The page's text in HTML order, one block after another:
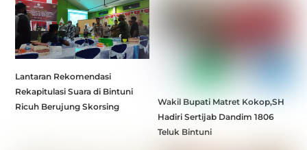
Lantaran Rekomendasi
Rekapitulasi Suara di Bintuni
Ricuh Berujung Skorsing
Wakil Bupati Matret Kokop,SH
Hadiri Sertijab Dandim 1806
Teluk Bintuni